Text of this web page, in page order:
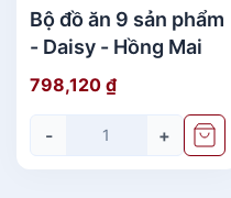
Bộ đồ ăn 9 sản phẩm
- Daisy - Hồng Mai
798,120 ₫
- +